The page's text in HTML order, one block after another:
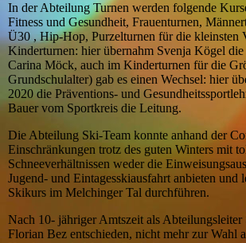
In der Abteilung Turnen werden folgende
Fitness und Gesundheit, Frauenturnen,
Ü30 , Hip-Hop, Purzelturnen für die kleinsten
Kinderturnen: hier übernahm Svenja Kögel
Carina Möck, auch im Kinderturnen für die
Grundschulalter) gab es einen Wechsel: hier
2020 die Präventions- und
Bauer vom Sportkreis die Leitung.
Die Abteilung Ski-Team konnte anhand der
Einschränkungen trotz des guten Winters mit
Schneeverhältnissen weder die
Jugend- und Eintagesskiausfahrt anbieten und
Skikurs im Melchinger Tal durchführen.
Nach 10- jähriger Amtszeit als Abteilungsleiter
Florian Bez entschieden, nicht mehr zur Wahl